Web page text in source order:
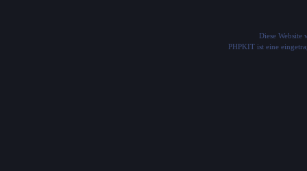
Diese Website
PHPKIT ist eine